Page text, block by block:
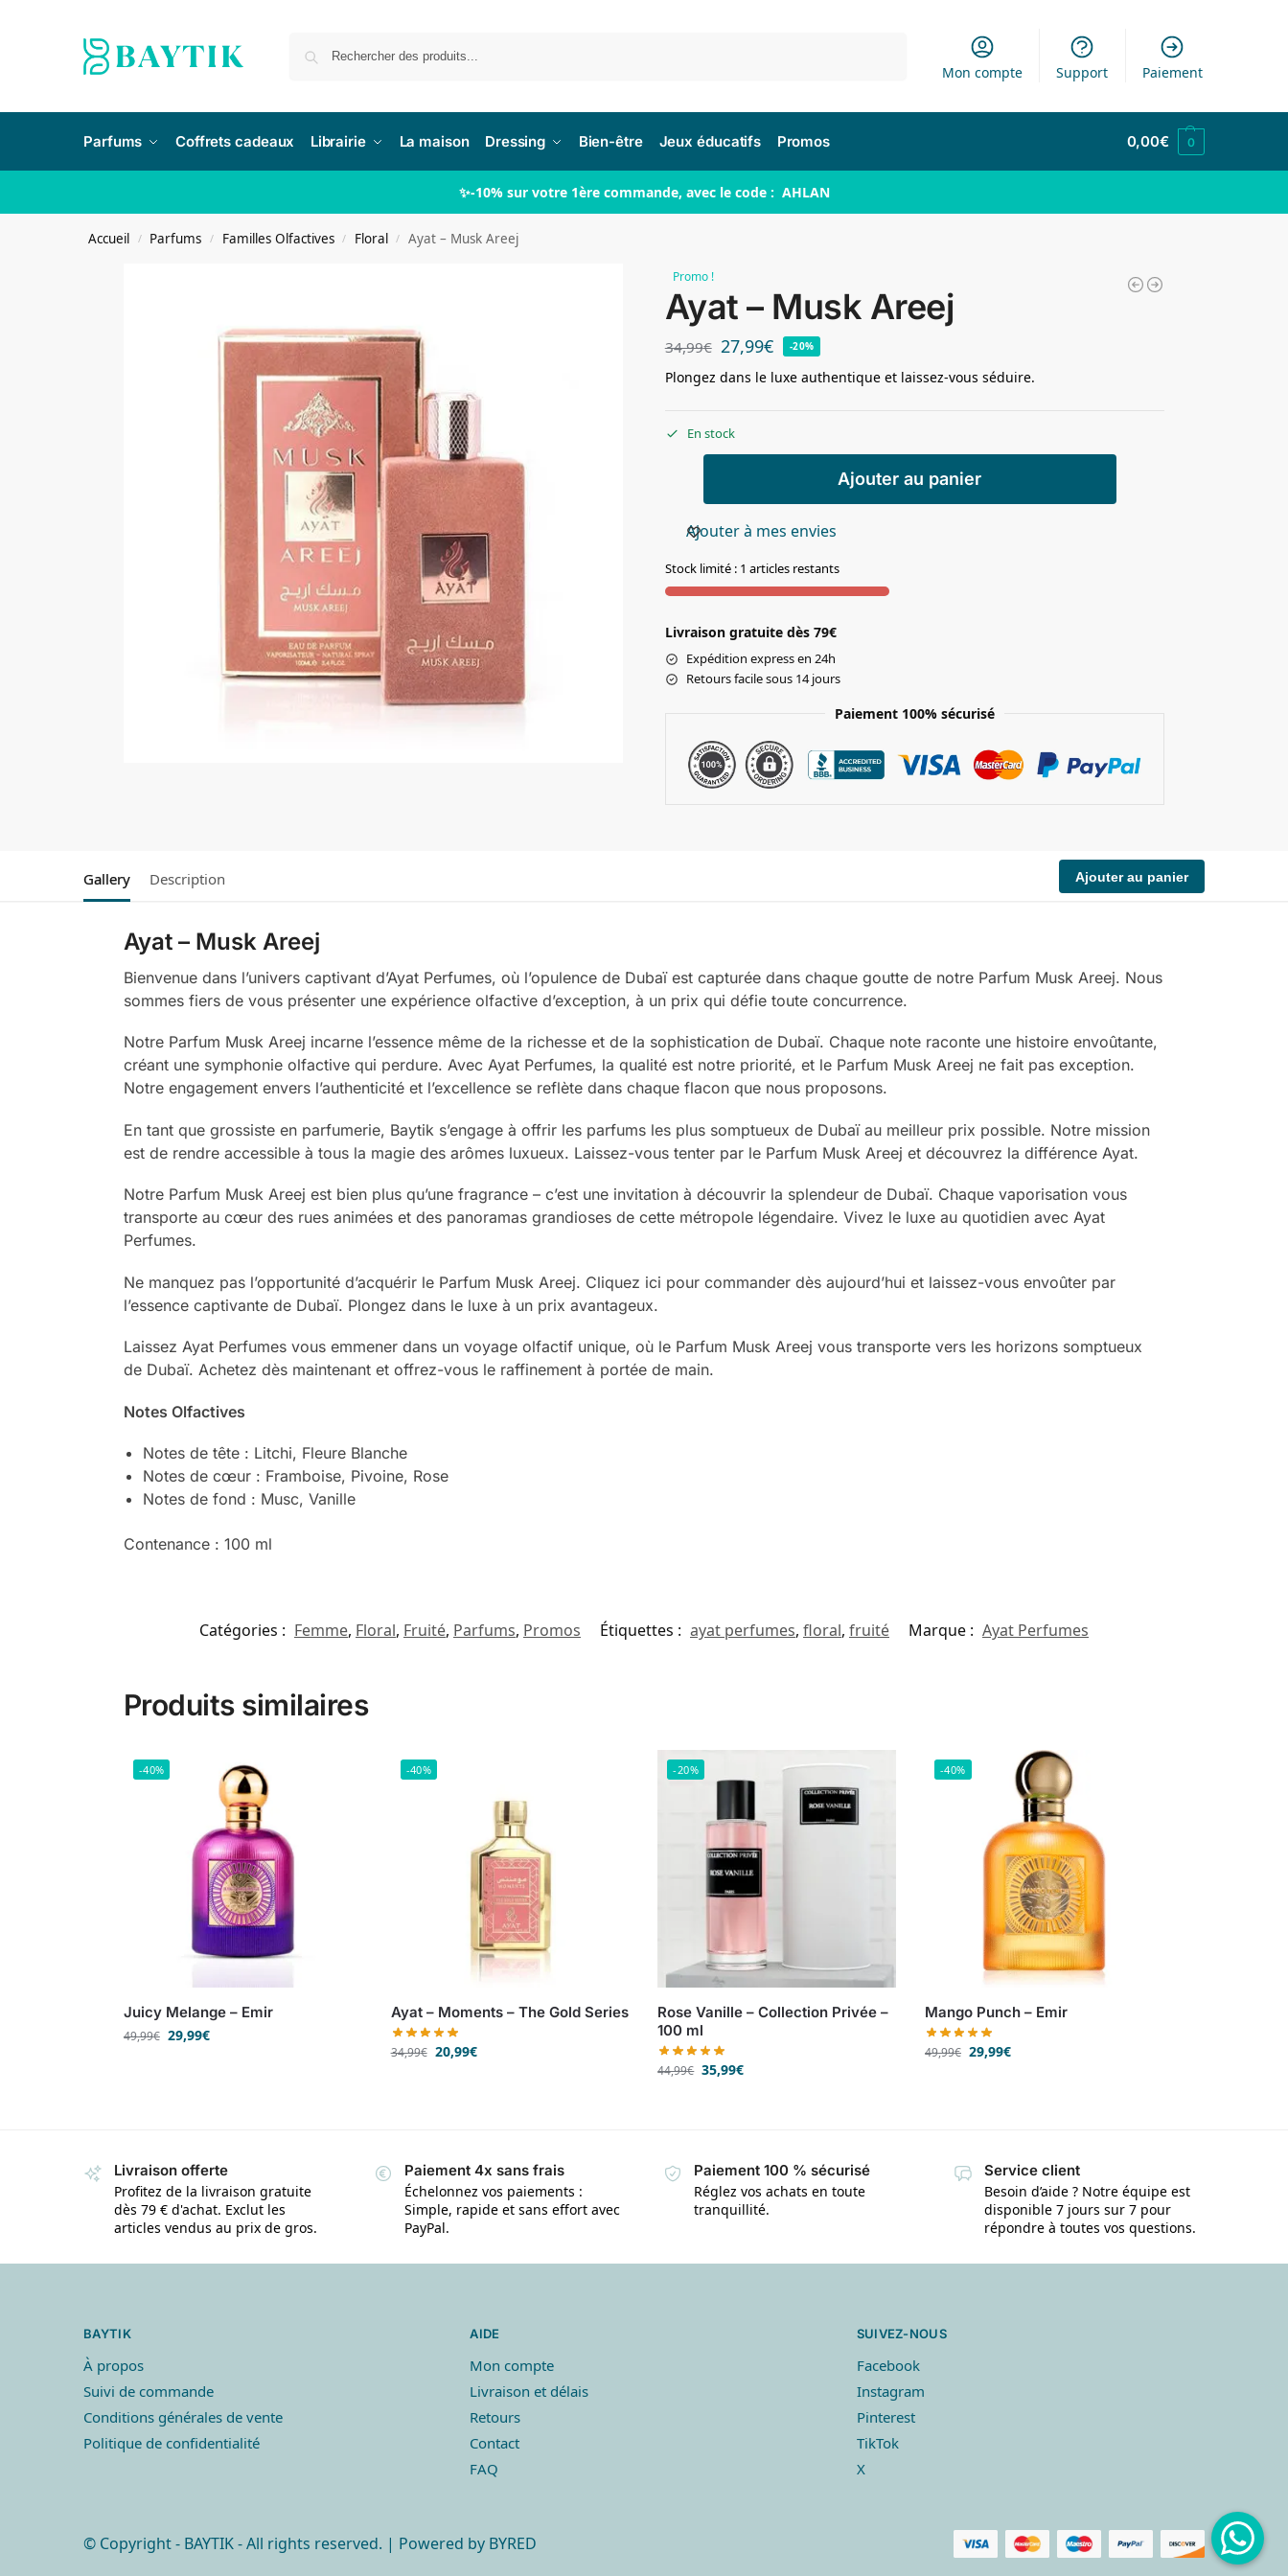
Mon compte Support Paiement
Parfums Coffrets cadeaux Librairie La maison Dressing Bien-être Jeux éducatifs Promos 0,00€ 0
✨-10% sur votre 1ère commande, avec le code : AHLAN
Accueil / Parfums / Familles Olfactives / Floral / Ayat – Musk Areej
Promo !
Ayat – Musk Areej
34,99€ 27,99€ -20%
Plongez dans le luxe authentique et laissez-vous séduire.
En stock
Ajouter au panier
Ajouter à mes envies
Stock limité : 1 articles restants
Livraison gratuite dès 79€
Expédition express en 24h
Retours facile sous 14 jours
Paiement 100% sécurisé
Gallery Description Ajouter au panier
Ayat – Musk Areej
Bienvenue dans l’univers captivant d’Ayat Perfumes, où l’opulence de Dubaï est capturée dans chaque goutte de notre Parfum Musk Areej. Nous
sommes fiers de vous présenter une expérience olfactive d’exception, à un prix qui défie toute concurrence.
Notre Parfum Musk Areej incarne l’essence même de la richesse et de la sophistication de Dubaï. Chaque note raconte une histoire envoûtante,
créant une symphonie olfactive qui perdure. Avec Ayat Perfumes, la qualité est notre priorité, et le Parfum Musk Areej ne fait pas exception.
Notre engagement envers l’authenticité et l’excellence se reflète dans chaque flacon que nous proposons.
En tant que grossiste en parfumerie, Baytik s’engage à offrir les parfums les plus somptueux de Dubaï au meilleur prix possible. Notre mission
est de rendre accessible à tous la magie des arômes luxueux. Laissez-vous tenter par le Parfum Musk Areej et découvrez la différence Ayat.
Notre Parfum Musk Areej est bien plus qu’une fragrance – c’est une invitation à découvrir la splendeur de Dubaï. Chaque vaporisation vous
transporte au cœur des rues animées et des panoramas grandioses de cette métropole légendaire. Vivez le luxe au quotidien avec Ayat
Perfumes.
Ne manquez pas l’opportunité d’acquérir le Parfum Musk Areej. Cliquez ici pour commander dès aujourd’hui et laissez-vous envoûter par
l’essence captivante de Dubaï. Plongez dans le luxe à un prix avantageux.
Laissez Ayat Perfumes vous emmener dans un voyage olfactif unique, où le Parfum Musk Areej vous transporte vers les horizons somptueux
de Dubaï. Achetez dès maintenant et offrez-vous le raffinement à portée de main.
Notes Olfactives
Notes de tête : Litchi, Fleure Blanche
Notes de cœur : Framboise, Pivoine, Rose
Notes de fond : Musc, Vanille
Contenance : 100 ml
Catégories : Femme, Floral, Fruité, Parfums, Promos Étiquettes : ayat perfumes, floral, fruité Marque : Ayat Perfumes
Produits similaires
-40%
Juicy Melange – Emir
49,99€ 29,99€
-40%
Ayat – Moments – The Gold Series
34,99€ 20,99€
-20%
Rose Vanille – Collection Privée –
100 ml
44,99€ 35,99€
-40%
Mango Punch – Emir
49,99€ 29,99€
Livraison offerte
Profitez de la livraison gratuite
dès 79 € d'achat. Exclut les
articles vendus au prix de gros.
Paiement 4x sans frais
Échelonnez vos paiements :
Simple, rapide et sans effort avec
PayPal.
Paiement 100 % sécurisé
Réglez vos achats en toute
tranquillité.
Service client
Besoin d’aide ? Notre équipe est
disponible 7 jours sur 7 pour
répondre à toutes vos questions.
BAYTIK
À propos
Suivi de commande
Conditions générales de vente
Politique de confidentialité
AIDE
Mon compte
Livraison et délais
Retours
Contact
FAQ
SUIVEZ-NOUS
Facebook
Instagram
Pinterest
TikTok
X
© Copyright- BAYTIK - All rights reserved. | Powered by BYRED